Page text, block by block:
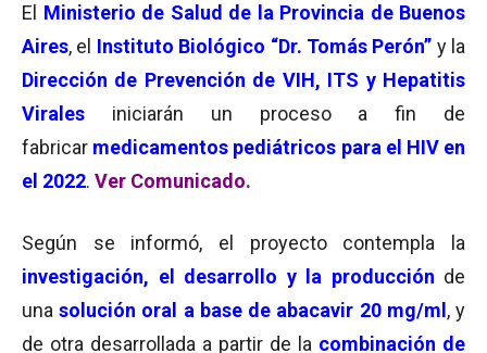
El Ministerio de Salud de la Provincia de Buenos
Aires, el Instituto Biológico “Dr. Tomás Perón” y la
Dirección de Prevención de VIH, ITS y Hepatitis
Virales iniciarán un proceso a fin de
fabricar medicamentos pediátricos para el HIV en
el 2022. Ver Comunicado.
Según se informó, el proyecto contempla la
investigación, el desarrollo y la producción de
unasolución oral a base de abacavir 20 mg/ml , y
de otra desarrollada a partir de la combinación de